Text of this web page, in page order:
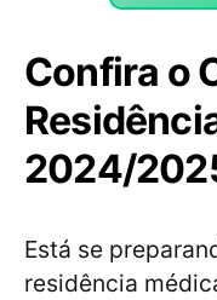
Confira o
2024/
Está se
residência